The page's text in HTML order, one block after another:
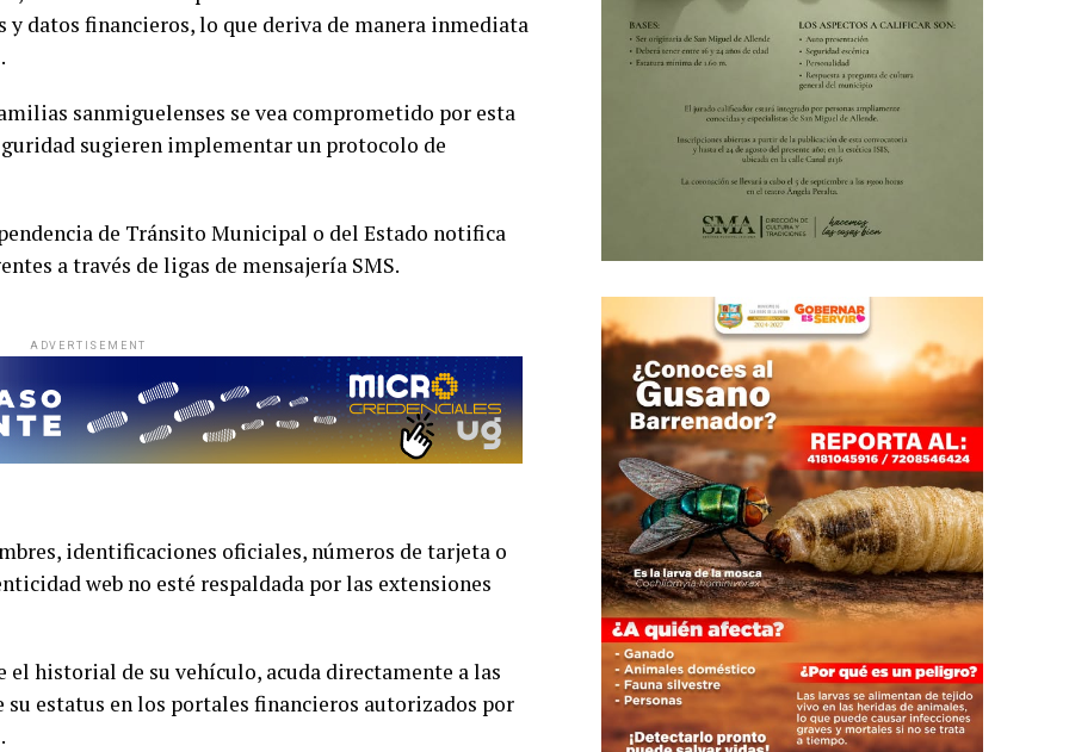
datos financieros, lo que deriva de manera inmediata
sanmiguelenses se vea comprometido por esta
sugieren implementar un protocolo de
de Tránsito Municipal o del Estado notifica
a través de ligas de mensajería SMS.
ADVERTISEMENT
identificaciones oficiales, números de tarjeta o
web no esté respaldada por las extensiones
el historial de su vehículo, acuda directamente a las
estatus en los portales financieros autorizados por